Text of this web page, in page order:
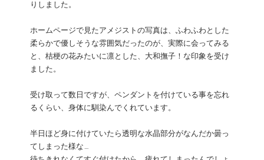
りしました。
ホームページで見たアメジストの写真は、ふわふわとした
柔らかで優しそうな雰囲気だったのが、実際に会ってみる
と、桔梗の花みたいに凛とした、大和撫子！な印象を受け
ました。
受け取って数日ですが、ペンダントを付けている事を忘れ
るくらい、身体に馴染んでくれています。
半日ほど身に付けていたら透明な水晶部分がなんだか曇っ
てしまった様な…